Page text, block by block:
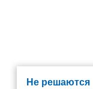
Не решаются